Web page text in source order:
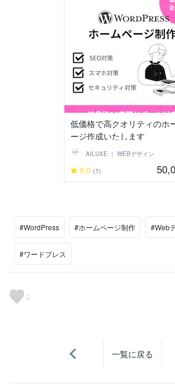
低価格で高クオリティのホ
ージ作成いたします
AILUXE ｜ WEBデザイン
5.0 (1)
#WordPress #ホームページ制作 #Web
#ワードプレス
2
一覧に戻る